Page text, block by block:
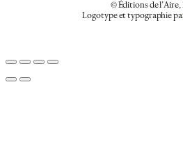
© Éditions de l’Aire,
Logotype et typographie